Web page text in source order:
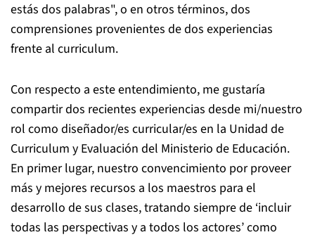
estás dos palabras", o en otros términos, dos
comprensiones provenientes de dos experiencias
frente al curriculum.
Con respecto a este entendimiento, me gustaría
compartir dos recientes experiencias desde mi/nuestro
rol como diseñador/es curricular/es en la Unidad de
Curriculum y Evaluación del Ministerio de Educación.
En primer lugar, nuestro convencimiento por proveer
más y mejores recursos a los maestros para el
desarrollo de sus clases, tratando siempre de ‘incluir
todas las perspectivas y a todos los actores’ como